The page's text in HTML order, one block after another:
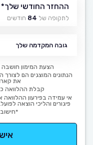
ההחזר החודשי שלך*
לתקופה של 84 חודשים
גובה המקדמה שלך
הצעת המימון
הנתונים המוצגים הם לצורך
את
קבלת ההלוואה
אי עמידה בפירעון
פיגורים והליכי הוצאה לפועל.